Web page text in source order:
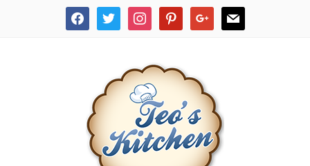
facebooktwitter instagrampinterestgoogle mail